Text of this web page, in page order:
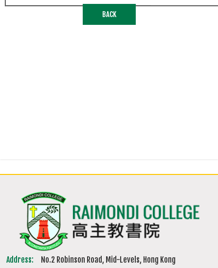
BACK
Address:
No.2 Robinson Road, Mid-Levels, Hong Kong